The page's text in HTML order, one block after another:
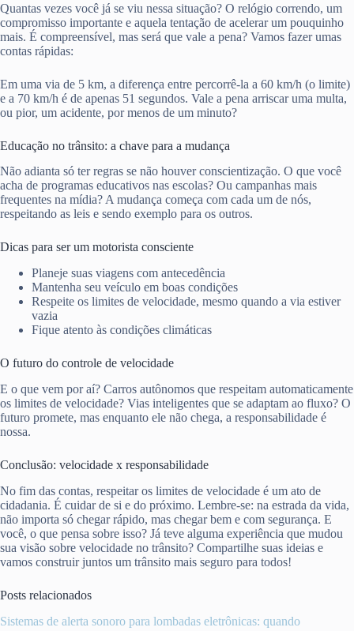
Quantas vezes você já se viu nessa situação? O relógio correndo, um
compromisso importante e aquela tentação de acelerar um pouquinho
mais. É compreensível, mas será que vale a pena? Vamos fazer umas
contas rápidas:
Em uma via de 5 km, a diferença entre percorrê-la a 60 km/h (o limite)
e a 70 km/h é de apenas 51 segundos. Vale a pena arriscar uma multa,
ou pior, um acidente, por menos de um minuto?
Educação no trânsito: a chave para a mudança
Não adianta só ter regras se não houver conscientização. O que você
acha de programas educativos nas escolas? Ou campanhas mais
frequentes na mídia? A mudança começa com cada um de nós,
respeitando as leis e sendo exemplo para os outros.
Dicas para ser um motorista consciente
Planeje suas viagens com antecedência
Mantenha seu veículo em boas condições
Respeite os limites de velocidade, mesmo quando a via estiver
vazia
Fique atento às condições climáticas
O futuro do controle de velocidade
E o que vem por aí? Carros autônomos que respeitam automaticamente
os limites de velocidade? Vias inteligentes que se adaptam ao fluxo? O
futuro promete, mas enquanto ele não chega, a responsabilidade é
nossa.
Conclusão: velocidade x responsabilidade
No fim das contas, respeitar os limites de velocidade é um ato de
cidadania. É cuidar de si e do próximo. Lembre-se: na estrada da vida,
não importa só chegar rápido, mas chegar bem e com segurança. E
você, o que pensa sobre isso? Já teve alguma experiência que mudou
sua visão sobre velocidade no trânsito? Compartilhe suas ideias e
vamos construir juntos um trânsito mais seguro para todos!
Posts relacionados
Sistemas de alerta sonoro para lombadas eletrônicas: quando